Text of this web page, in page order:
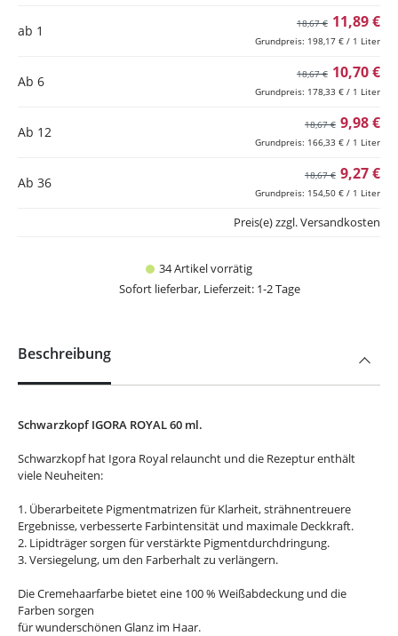
ab 1 11,89 €
18,67 €
Grundpreis: 198,17 € / 1 Liter
Ab 6 10,70 €
18,67 €
Grundpreis: 178,33 € / 1 Liter
Ab 12 9,98 €
18,67 €
Grundpreis: 166,33 € / 1 Liter
Ab 36 9,27 €
18,67 €
Grundpreis: 154,50 € / 1 Liter
34 Artikel vorrätig
Sofort lieferbar, Lieferzeit: 1-2 Tage
Preis(e) zzgl. Versandkosten
Beschreibung
Schwarzkopf IGORA ROYAL 60 ml.
Schwarzkopf hat Igora Royal relauncht und die Rezeptur enthält
viele Neuheiten:
1. Überarbeitete Pigmentmatrizen für Klarheit, strähnentreuere
Ergebnisse, verbesserte Farbintensität und maximale Deckkraft.
2. Lipidträger sorgen für verstärkte Pigmentdurchdringung.
3. Versiegelung, um den Farberhalt zu verlängern.
Die Cremehaarfarbe bietet eine 100 % Weißabdeckung und die
Farben sorgen
für wunderschönen Glanz im Haar.